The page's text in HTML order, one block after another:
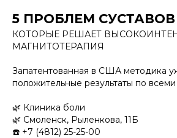
5 ПРОБЛЕМ СУСТАВОВ
КОТОРЫЕ РЕШАЕТ
МАГНИТОТЕРАПИЯ
Запатентованная в США методика
положительные результаты по
🌿 Клиника боли
🌿 Смоленск, Рыленкова, 11Б
☎️ +7 (4812) 25-25-00